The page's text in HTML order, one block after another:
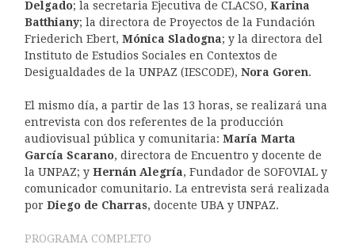
Delgado; la secretaria Ejecutiva de CLACSO, Karina
Batthiany; la directora de Proyectos de la Fundación
Friederich Ebert, Mónica Sladogna; y la directora del
Instituto de Estudios Sociales en Contextos de
Desigualdades de la UNPAZ (IESCODE), Nora Goren.
El mismo día, a partir de las 13 horas, se realizará una
entrevista con dos referentes de la producción
audiovisual pública y comunitaria: María Marta
García Scarano, directora de Encuentro y docente de
la UNPAZ; y Hernán Alegría, Fundador de SOFOVIAL y
comunicador comunitario. La entrevista será realizada
por Diego de Charras, docente UBA y UNPAZ.
PROGRAMA COMPLETO